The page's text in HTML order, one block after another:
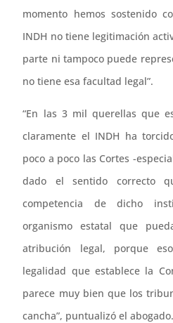
momento hemos sostenido
INDH no tiene legitimación
parte ni tampoco puede
no tiene esa facultad legal”.
“En las 3 mil querellas que
claramente el INDH ha
poco a poco las Cortes -
dado el sentido correcto
competencia de dicho
organismo estatal que
atribución legal, porque
legalidad que establece la
parece muy bien que los
cancha”, puntualizó el abogado.